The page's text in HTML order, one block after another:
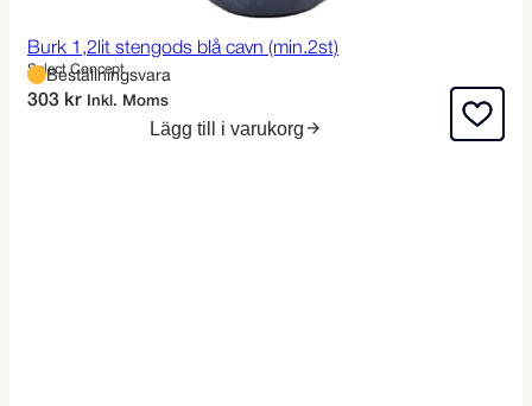
Burk 1,2lit stengods blå cavn (min.2st)
Select Concept
Beställningsvara
303 kr Inkl. Moms
Lägg till i varukorg